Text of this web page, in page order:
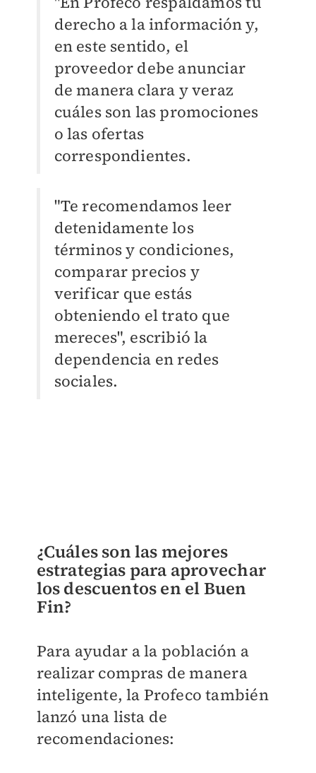
derecho a la información y,
en este sentido, el
proveedor debe anunciar
de manera clara y veraz
cuáles son las promociones
o las ofertas
correspondientes.
"Te recomendamos leer
detenidamente los
términos y condiciones,
comparar precios y
verificar que estás
obteniendo el trato que
mereces", escribió la
dependencia en redes
sociales.
¿Cuáles son las mejores
estrategias para aprovechar
los descuentos en el Buen
Fin?
Para ayudar a la población a
realizar compras de manera
inteligente, la Profeco también
lanzó una lista de
recomendaciones: